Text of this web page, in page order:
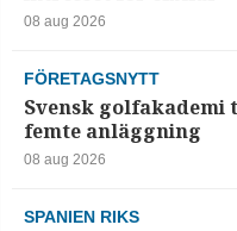
08 aug 2026
FÖRETAGSNYTT
Svensk golfakademi
femte anläggning
08 aug 2026
SPANIEN RIKS